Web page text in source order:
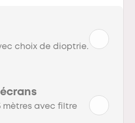
choix de dioptrie.
mètres avec filtre